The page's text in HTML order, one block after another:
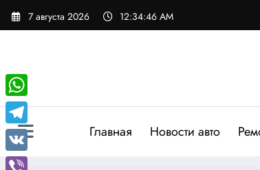
Перейти
7 августа 2026 12:34:47 AM
Главная Новости авто
WhatsApp
Telegram
VK